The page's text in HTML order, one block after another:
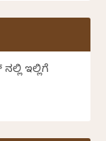
ಇಲ್ಲಿಗೆ